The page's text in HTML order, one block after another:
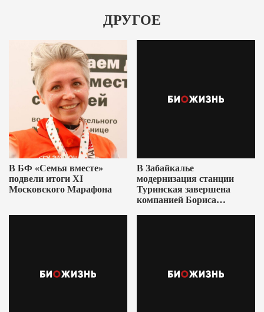
ДРУГОЕ
В БФ «Семья вместе»
подвели итоги XI
Московского Марафона
В Забайкалье
модернизация станции
Туринская завершена
компанией Бориса